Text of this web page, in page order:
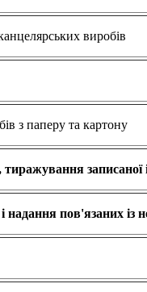
виробів
з паперу та картону
тиражування записаної
надання пов'язаних із